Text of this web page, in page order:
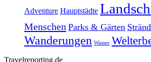
Adventure Hauptstädte
Menschen Parks & Gärten
Wanderungen Wasser
Travelreporting.de